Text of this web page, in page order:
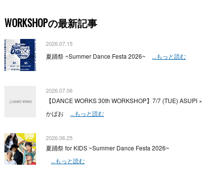
WORKSHOPの最新記事
2026.07.15
夏踊祭 ~Summer Dance Festa 2026~ ...もっと読む
2026.07.06
【DANCE WORKS 30th WORKSHOP】7/7 (TUE) ASUPI ×
かばお
...もっと読む
2026.06.25
夏踊祭 for KIDS ~Summer Dance Festa 2026~
...もっと読む